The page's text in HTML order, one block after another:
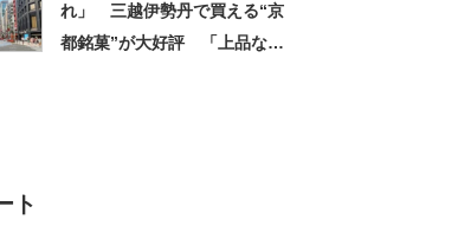
れ」 三越伊勢丹で買える“京
都銘菓”が大好評 「上品な甘
ト